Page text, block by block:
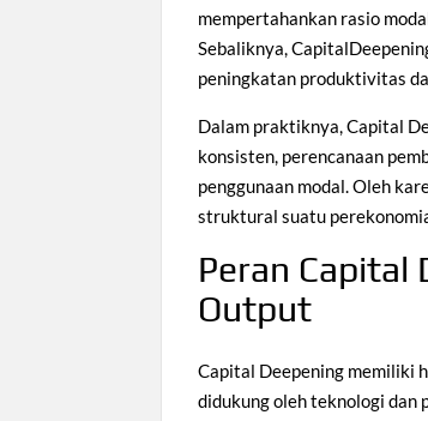
mempertahankan rasio
Sebaliknya,
peningkatan produktivitas
Dalam praktiknya, Capital
konsisten, perencanaan
penggunaan modal. Oleh
struktural suatu
Peran Capital
Output
Capital Deepening memiliki
didukung oleh teknologi dan